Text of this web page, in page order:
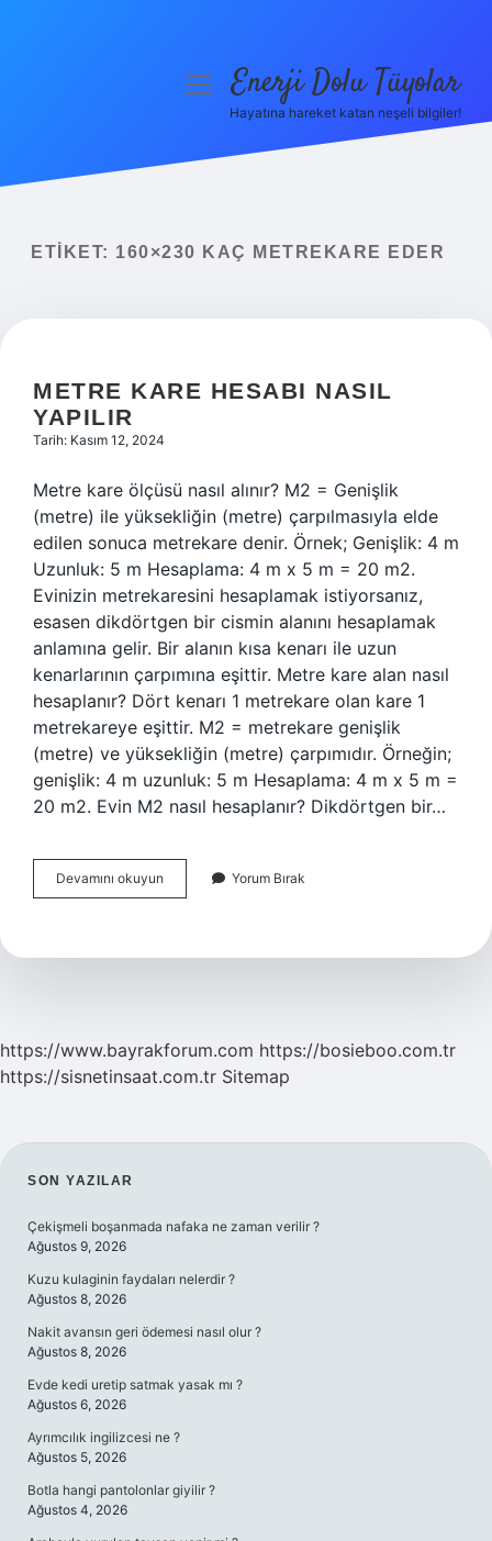
Yasal Uyarı
menüyüEnerji Dolu Tüyolar
Hayatına hareket katan neşeli bilgiler!
ETIKET: 160×230 KAÇ METREKARE EDER
METRE KARE HESABI NASIL
YAPILIR
Tarih: Kasım 12, 2024
Metre kare ölçüsü nasıl alınır? M2 = Genişlik
(metre) ile yüksekliğin (metre) çarpılmasıyla elde
edilen sonuca metrekare denir. Örnek; Genişlik: 4 m
Uzunluk: 5 m Hesaplama: 4 m x 5 m = 20 m2.
Evinizin metrekaresini hesaplamak istiyorsanız,
esasen dikdörtgen bir cismin alanını hesaplamak
anlamına gelir. Bir alanın kısa kenarı ile uzun
kenarlarının çarpımına eşittir. Metre kare alan nasıl
hesaplanır? Dört kenarı 1 metrekare olan kare 1
metrekareye eşittir. M2 = metrekare genişlik
(metre) ve yüksekliğin (metre) çarpımıdır. Örneğin;
genişlik: 4 m uzunluk: 5 m Hesaplama: 4 m x 5 m =
20 m2. Evin M2 nasıl hesaplanır? Dikdörtgen bir…
Devamını okuyun
Kare
Yapılır
Yorum Bırak
https://www.bayrakforum.com https://bosieboo.com.tr
https://sisnetinsaat.com.tr Sitemap
SIDEBAR
SON YAZILAR
Çekişmeli boşanmada nafaka ne zaman verilir ?
Ağustos 9, 2026
Kuzu kulaginin faydaları nelerdir ?
Ağustos 8, 2026
Nakit avansın geri ödemesi nasıl olur ?
Ağustos 8, 2026
Evde kedi uretip satmak yasak mı ?
Ağustos 6, 2026
Ayrımcılık ingilizcesi ne ?
Ağustos 5, 2026
Botla hangi pantolonlar giyilir ?
Ağustos 4, 2026